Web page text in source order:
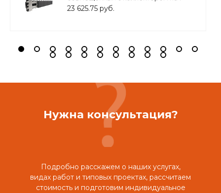
контуров ( M7 ) из нерж. Стали, в
23 625.75 руб.
Нужна консультация?
Подробно расскажем о наших услугах,
видах работ и типовых проектах, рассчитаем
стоимость и подготовим индивидуальное